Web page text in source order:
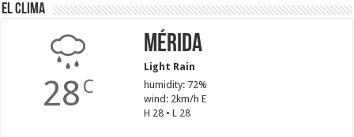
El Clima
28 C
Mérida
Light Rain
humidity: 72%
wind: 2km/h E
H 28 • L 28